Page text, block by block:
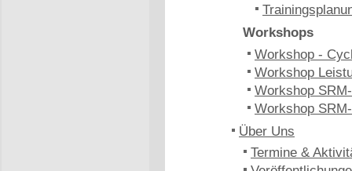
Workshops
Workshop -
Workshop
Workshop
Workshop
Über Uns
Termine &